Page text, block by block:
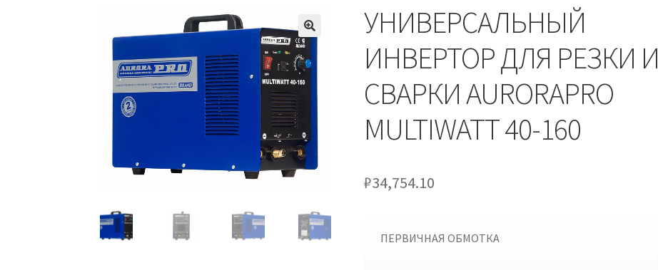
УНИВЕРСАЛЬНЫЙ
ИНВЕРТОР ДЛЯ РЕЗКИ И
СВАРКИ AURORAPRO
MULTIWATT 40-160
₽34,754.10
ПЕРВИЧНАЯ ОБМОТКА